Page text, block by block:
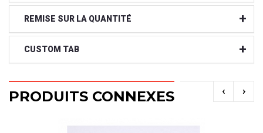
REMISE SUR LA QUANTITÉ
CUSTOM TAB
PRODUITS CONNEXES ‹ ›